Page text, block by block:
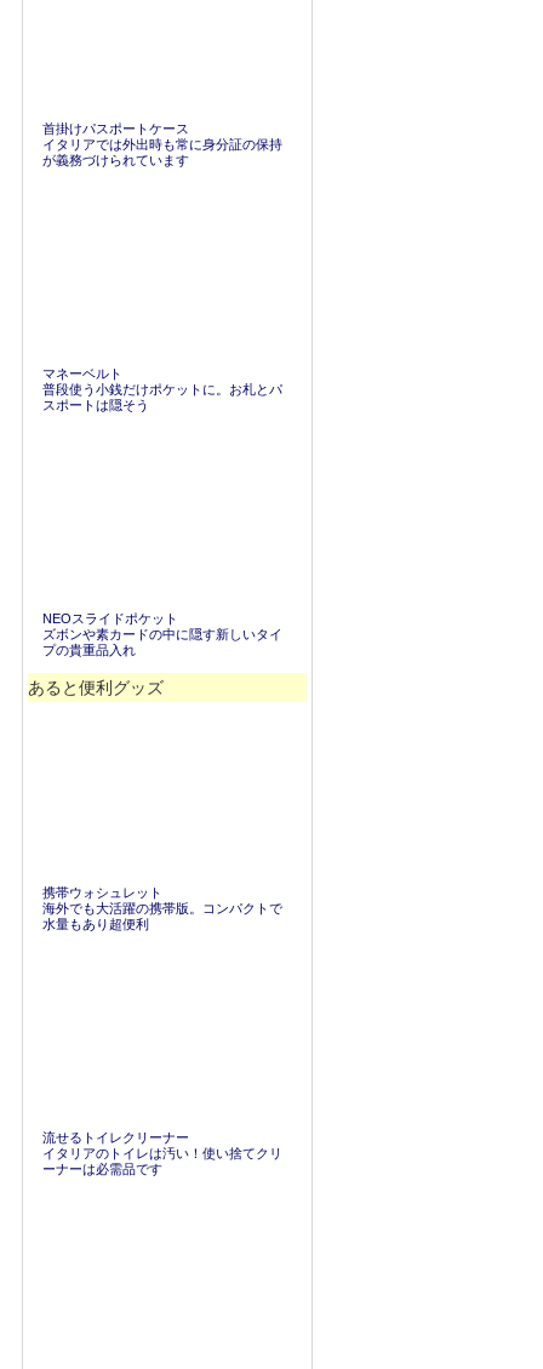
首掛けパスポートケース
イタリアでは外出時も常に身分証の保持
が義務づけられています
マネーベルト
普段使う小銭だけポケットに。お札とパ
スポートは隠そう
NEOスライドポケット
ズボンや素カードの中に隠す新しいタイ
プの貴重品入れ
あると便利グッズ
携帯ウォシュレット
海外でも大活躍の携帯版。コンパクトで
水量もあり超便利
流せるトイレクリーナー
イタリアのトイレは汚い！使い捨てクリ
ーナーは必需品です